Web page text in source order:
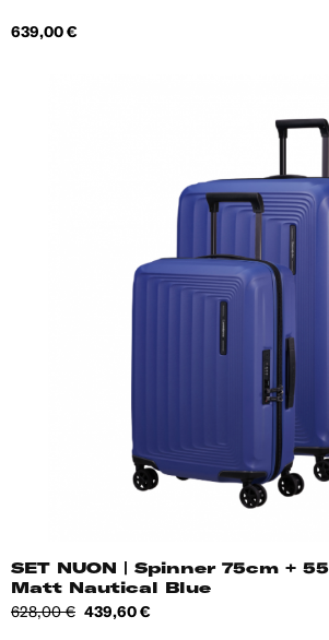
Hind
639,00 €
SET NUON | Spinner 75cm +
Matt Nautical Blue
Tavahind
628,00 € Hind
439,60 €